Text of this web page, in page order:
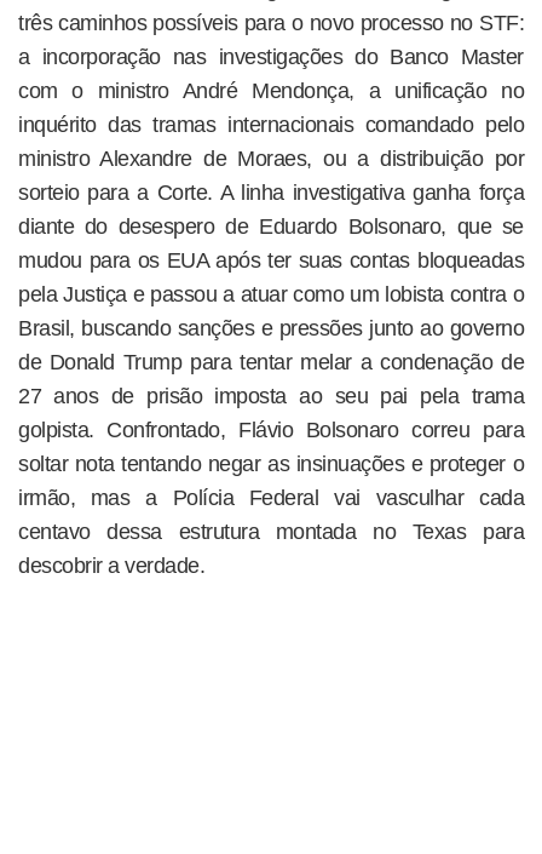
três caminhos possíveis para o novo processo no STF:
a incorporação nas investigações do Banco Master
com o ministro André Mendonça, a unificação no
inquérito das tramas internacionais comandado pelo
ministro Alexandre de Moraes, ou a distribuição por
sorteio para a Corte. A linha investigativa ganha força
diante do desespero de Eduardo Bolsonaro, que se
mudou para os EUA após ter suas contas bloqueadas
pela Justiça e passou a atuar como um lobista contra o
Brasil, buscando sanções e pressões junto ao governo
de Donald Trump para tentar melar a condenação de
27 anos de prisão imposta ao seu pai pela trama
golpista. Confrontado, Flávio Bolsonaro correu para
soltar nota tentando negar as insinuações e proteger o
irmão, mas a Polícia Federal vai vasculhar cada
centavo dessa estrutura montada no Texas para
descobrir a verdade.